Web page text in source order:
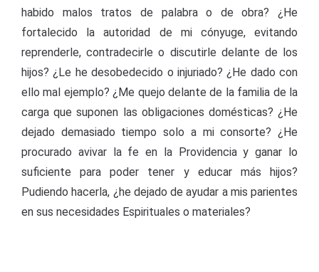
habido malos tratos de palabra o de obra? ¿He
fortalecido la autoridad de mi cónyuge, evitando
reprenderle, contradecirle o discutirle delante de los
hijos? ¿Le he desobedecido o injuriado? ¿He dado con
ello mal ejemplo? ¿Me quejo delante de la familia de la
carga que suponen las obligaciones domésticas? ¿He
dejado demasiado tiempo solo a mi consorte? ¿He
procurado avivar la fe en la Providencia y ganar lo
suficiente para poder tener y educar más hijos?
Pudiendo hacerla, ¿he dejado de ayudar a mis parientes
en sus necesidades Espirituales o materiales?